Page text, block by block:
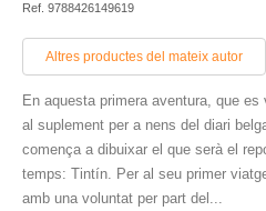
Ref. 9788426149619
Altres productes del mateix autor
En aquesta primera aventura, que
al suplement per a nens del diari
comença a dibuixar el que serà el
temps: Tintín. Per al seu primer
amb una voluntat per part del...